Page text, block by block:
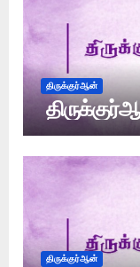
திருக்குர்ஆன்
திருக்குர்ஆன்